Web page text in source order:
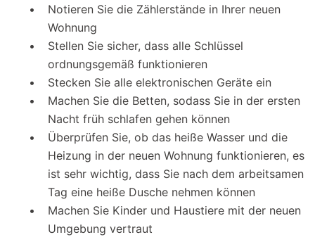
Notieren Sie die Zählerstände in Ihrer neuen
Wohnung
Stellen Sie sicher, dass alle Schlüssel
ordnungsgemäß funktionieren
Stecken Sie alle elektronischen Geräte ein
Machen Sie die Betten, sodass Sie in der ersten
Nacht früh schlafen gehen können
Überprüfen Sie, ob das heiße Wasser und die
Heizung in der neuen Wohnung funktionieren, es
ist sehr wichtig, dass Sie nach dem arbeitsamen
Tag eine heiße Dusche nehmen können
Machen Sie Kinder und Haustiere mit der neuen
Umgebung vertraut